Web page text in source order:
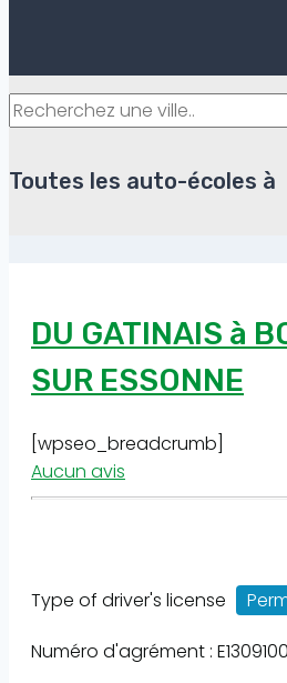
Toutes les auto-écoles à
DU GATINAIS à
SUR ESSONNE
[wpseo_breadcrumb]
Aucun avis
Type of driver's license
Numéro d'agrément :